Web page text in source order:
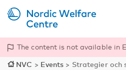
The content is not available in
NVC > Events > Strategier och